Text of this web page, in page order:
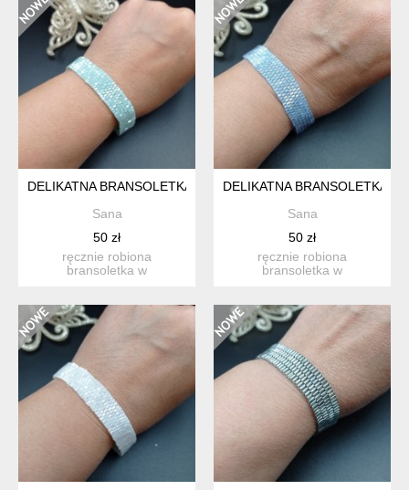
DELIKATNA BRANSOLETKA Z DROBNYCH KORALIKÓW
Sana
50 zł
ręcznie robiona
bransoletka w
DELIKATNA BRANSOLETKA Z
Sana
50 zł
ręcznie robiona
bransoletka w